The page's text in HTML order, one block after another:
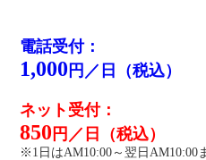
電話受付：
1,000 円／日（税込）
ネット受付：
850 円／日（税込）
※1日はAM10:00～翌日AM10:00